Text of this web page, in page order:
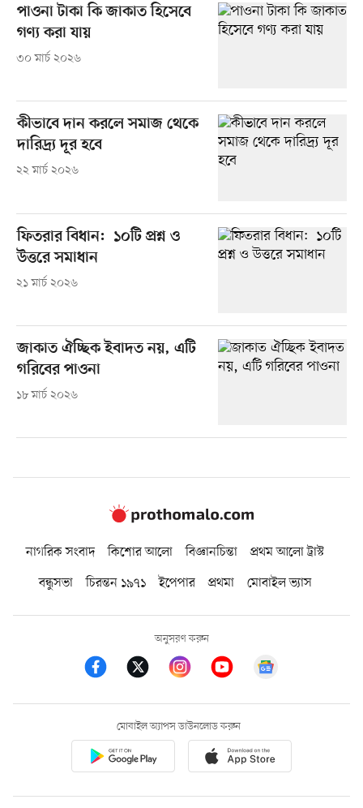
পাওনা টাকা কি জাকাত হিসেবে
গণ্য করা যায়
৩০ মার্চ ২০২৬
কীভাবে দান করলে সমাজ থেকে
দারিদ্র্য দূর হবে
২২ মার্চ ২০২৬
ফিতরার বিধান: ১০টি প্রশ্ন ও
উত্তরে সমাধান
২১ মার্চ ২০২৬
জাকাত ঐচ্ছিক ইবাদত নয়, এটি
গরিবের পাওনা
১৮ মার্চ ২০২৬
নাগরিক সংবাদ কিশোর আলো বিজ্ঞানচিন্তা
প্রথম আলো ট্রাস্ট
বন্ধুসভা
চিরন্তন ১৯৭১ ইপেপার প্রথমা মোবাইল ভ্যাস
অনুসরণ করুন
মোবাইল অ্যাপস ডাউনলোড করুন